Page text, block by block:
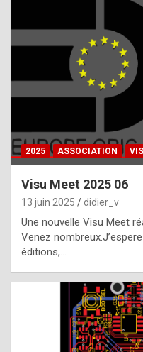
2025 ASSOCIATION
Visu Meet 2025 06
13 juin 2025 didier_v
Une nouvelle Visu Meet
Venez
éditions,…